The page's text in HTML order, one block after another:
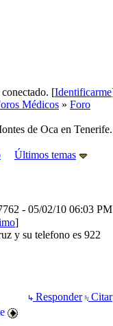
[Identificarme
Médicos » Foro
de Oca en Tenerife.
Últimos temas
- 05/02/10 06:03 PM
]
y su telefono es 922
Responder
Citar